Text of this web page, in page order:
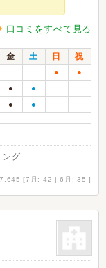
口コミをすべて見る
金 土 日
祝
● ●
● ●
● ●
ング
7,645 [7月: 42 | 6月: 35 ]